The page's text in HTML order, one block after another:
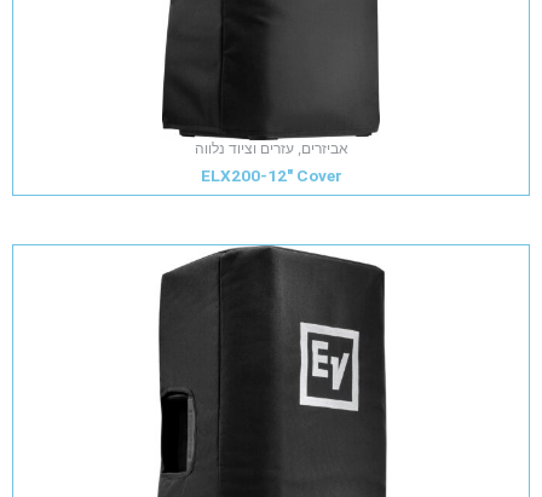
אביזרים, עזרים וציוד נלווה
ELX200-12" Cover